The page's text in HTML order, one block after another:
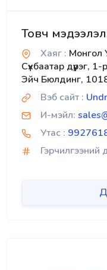
Товч
Хаяг : Монгол
Сүхбаатар
Эйч Бюлдинг,
Вэб сайт :
И-мэйл:
Утас :
Гэрчилгээний